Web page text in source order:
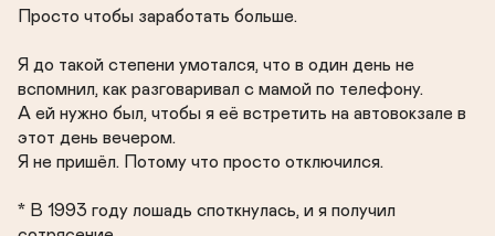
Просто чтобы заработать больше.
Я до такой степени умотался, что в один день не
вспомнил, как разговаривал с мамой по телефону.
А ей нужно был, чтобы я её встретить на автовокзале в
этот день вечером.
Я не пришёл. Потому что просто отключился.
* В 1993 году лошадь споткнулась, и я получил